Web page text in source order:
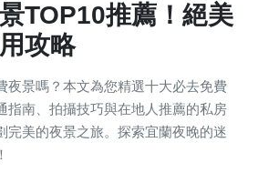
TOP10推薦！絕美
攻略
夜景嗎？本文為您精選十大必去免費
指南、拍攝技巧與在地人推薦的私房
完美的夜景之旅。探索宜蘭夜晚的迷